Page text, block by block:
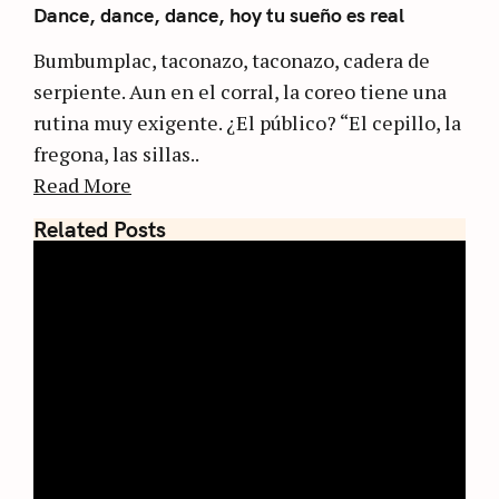
Dance, dance, dance, hoy tu sueño es real
Bumbumplac, taconazo, taconazo, cadera de
serpiente. Aun en el corral, la coreo tiene una
rutina muy exigente. ¿El público? “El cepillo, la
fregona, las sillas..
Read More
Related Posts